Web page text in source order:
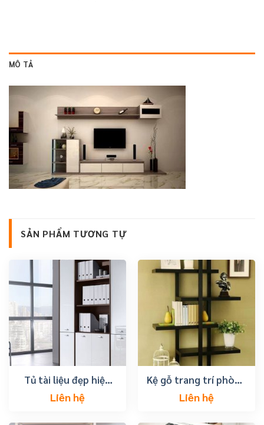
MÔ TẢ
SẢN PHẨM TƯƠNG TỰ
Tủ tài liệu đẹp hiện
đại
Liên hệ
Kệ gỗ trang trí phòng
khách
Liên hệ